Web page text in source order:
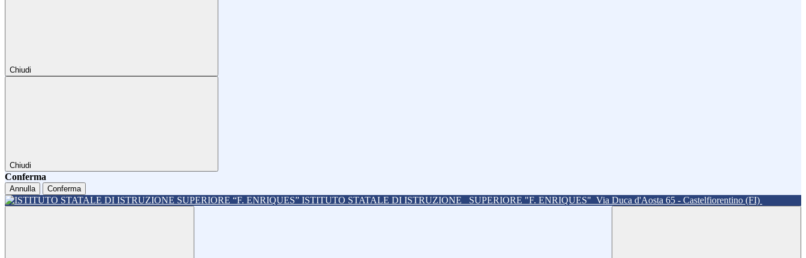
Chiudi
Chiudi
Conferma
Annulla Conferma
ISTITUTO STATALE DI ISTRUZIONE SUPERIORE "F. ENRIQUES" Via Duca d'Aosta 65 - Castelfiorentino (FI)